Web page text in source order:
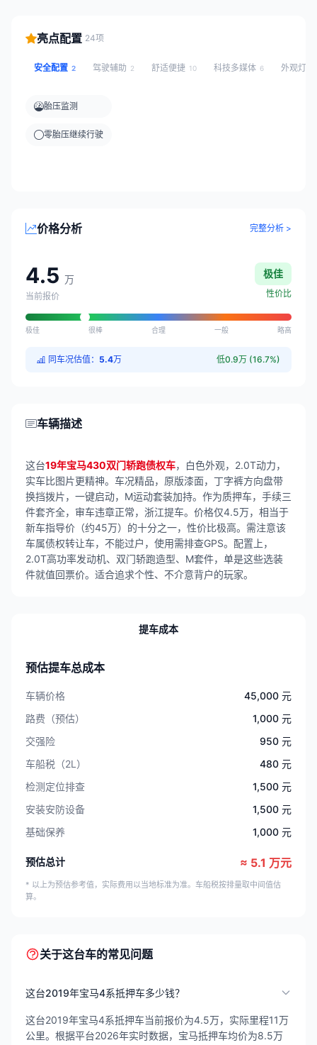
亮点配置 24项
安全配置 2 驾驶辅助 2 舒适便捷 10 科技多媒体 6 外观灯光
胎压监测
零胎压继续行驶
价格分析 完整分析 >
4.5 万
当前报价
极佳
性价比
极佳 很棒 合理 一般 略高
同车况估值： 5.4万 低0.9万 (16.7%)
车辆描述
这台19年宝马430双门轿跑债权车，白色外观，2.0T动力，
实车比图片更精神。车况精品，原版漆面，丁字裤方向盘带
换挡拨片，一键启动，M运动套装加持。作为质押车，手续三
件套齐全，审车违章正常，浙江提车。价格仅4.5万，相当于
新车指导价（约45万）的十分之一，性价比极高。需注意该
车属债权转让车，不能过户，使用需排查GPS。配置上，
2.0T高功率发动机、双门轿跑造型、M套件，单是这些选装
件就值回票价。适合追求个性、不介意背户的玩家。
提车成本
预估提车总成本
车辆价格
45,000 元
路费（预估）
1,000 元
交强险
950 元
车船税（2L）
480 元
检测定位排查
1,500 元
安装安防设备
1,500 元
基础保养
1,000 元
预估总计 ≈ 5.1 万元
* 以上为预估参考值，实际费用以当地标准为准。车船税按排量取中间值估
算。
关于这台车的常见问题
这台2019年宝马4系抵押车多少钱？
这台2019年宝马4系抵押车当前报价为4.5万，实际里程11万
公里。根据平台2026年实时数据，宝马抵押车均价为8.5万